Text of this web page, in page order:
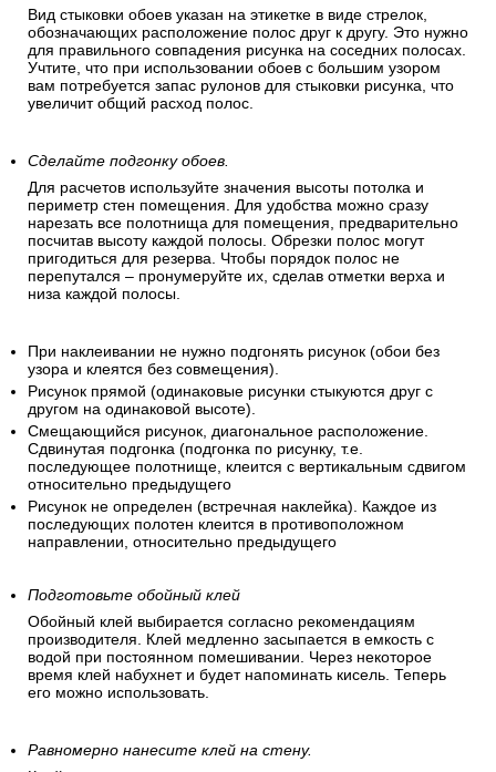
Вид стыковки обоев указан на этикетке в виде стрелок,
обозначающих расположение полос друг к другу. Это нужно
для правильного совпадения рисунка на соседних полосах.
Учтите, что при использовании обоев с большим узором
вам потребуется запас рулонов для стыковки рисунка, что
увеличит общий расход полос.
Сделайте подгонку обоев.
Для расчетов используйте значения высоты потолка и
периметр стен помещения. Для удобства можно сразу
нарезать все полотнища для помещения, предварительно
посчитав высоту каждой полосы. Обрезки полос могут
пригодиться для резерва. Чтобы порядок полос не
перепутался – пронумеруйте их, сделав отметки верха и
низа каждой полосы.
При наклеивании не нужно подгонять рисунок (обои без
узора и клеятся без совмещения).
Рисунок прямой (одинаковые рисунки стыкуются друг с
другом на одинаковой высоте).
Смещающийся рисунок, диагональное расположение.
Сдвинутая подгонка (подгонка по рисунку, т.е.
последующее полотнище, клеится с вертикальным сдвигом
относительно предыдущего
Рисунок не определен (встречная наклейка). Каждое из
последующих полотен клеится в противоположном
направлении, относительно предыдущего
Подготовьте обойный клей
Обойный клей выбирается согласно рекомендациям
производителя. Клей медленно засыпается в емкость с
водой при постоянном помешивании. Через некоторое
время клей набухнет и будет напоминать кисель. Теперь
его можно использовать.
Равномерно нанесите клей на стену.